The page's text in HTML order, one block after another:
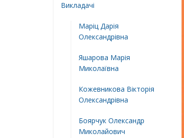
Викладачі
Маріц Дарія
Олександрівна
Яшарова Марія
Миколаївна
Кожевникова Вікторія
Олександрівна
Боярчук Олександр
Миколайович